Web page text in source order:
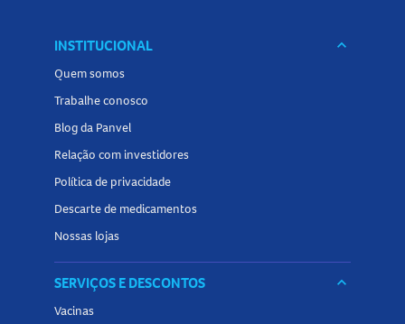
INSTITUCIONAL keyboard_arrow_down
Quem somos
Trabalhe conosco
Blog da Panvel
Relação com investidores
Política de privacidade
Descarte de medicamentos
Nossas lojas
SERVIÇOS E DESCONTOS keyboard_arrow_down
Vacinas